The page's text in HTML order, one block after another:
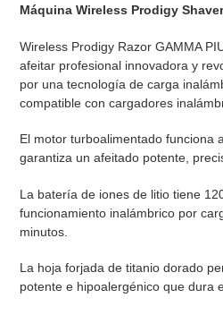
carrito
de
Máquina Wireless Prodigy
Wireless Prodigy Razor GAMMA
afeitar profesional innovadora y
por una tecnología de carga
compatible con cargadores
El motor turboalimentado funciona
garantiza un afeitado potente,
La batería de iones de litio tiene
funcionamiento inalámbrico por
minutos.
La hoja forjada de titanio dorado
potente e hipoalergénico que dura